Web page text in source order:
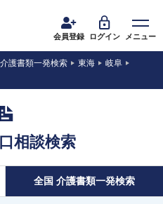
会員登録 ログイン メニュー
護書類一発検索 東海
岐阜
相談検索
全国 介護書類一発検索